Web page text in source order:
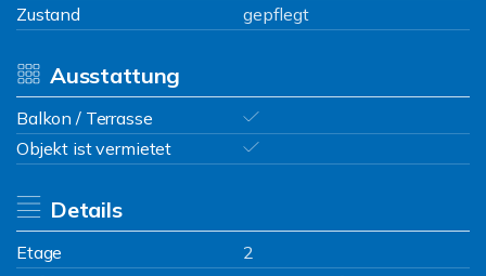
Zustand
gepflegt
Ausstattung
Balkon / Terrasse
Objekt ist vermietet
Details
Etage
2